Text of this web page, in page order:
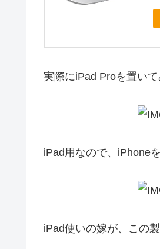
実際にiPad Proを置い
iPad用なので、iPhone
iPad使いの嫁が、この